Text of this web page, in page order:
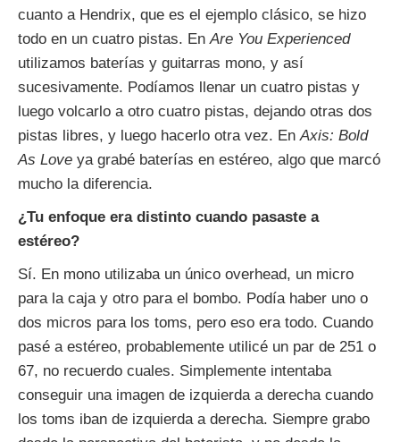
cuanto a Hendrix, que es el ejemplo clásico, se hizo
todo en un cuatro pistas. EnAre You Experienced
utilizamos baterías y guitarras mono, y así
sucesivamente. Podíamos llenar un cuatro pistas y
luego volcarlo a otro cuatro pistas, dejando otras dos
pistas libres, y luego hacerlo otra vez. EnAxis: Bold
As Love ya grabé baterías en estéreo, algo que marcó
mucho la diferencia.
¿Tu enfoque era distinto cuando pasaste a
estéreo?
Sí. En mono utilizaba un único overhead, un micro
para la caja y otro para el bombo. Podía haber uno o
dos micros para los toms, pero eso era todo. Cuando
pasé a estéreo, probablemente utilicé un par de 251 o
67, no recuerdo cuales. Simplemente intentaba
conseguir una imagen de izquierda a derecha cuando
los toms iban de izquierda a derecha. Siempre grabo